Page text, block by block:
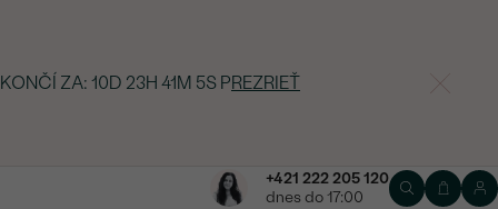
ZA: 10D 23H 41M 4S PREZRIEŤ
+421 222 205 120
dnes do 17:00